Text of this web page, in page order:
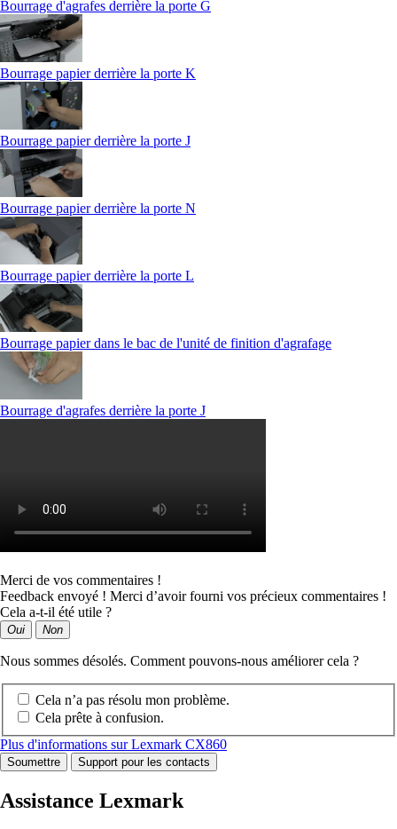
Bourrage d'agrafes derrière la porte G
Bourrage papier derrière la porte K
Bourrage papier derrière la porte J
Bourrage papier derrière la porte N
Bourrage papier derrière la porte L
Bourrage papier dans le bac de l'unité de finition d'agrafage
Bourrage d'agrafes derrière la porte J
Merci de vos commentaires !
Feedback envoyé ! Merci d’avoir fourni vos précieux commentaires !
Cela a-t-il été utile ?
Oui Non
Nous sommes désolés. Comment pouvons-nous améliorer cela ?
Cela n’a pas résolu mon problème.
Cela prête à confusion.
Plus d'informations sur Lexmark CX860
Soumettre Support pour les contacts
Assistance Lexmark